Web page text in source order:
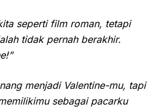
seperti film roman, tetapi
tidak pernah berakhir.
menjadi Valentine-mu, tapi
sebagai pacarku